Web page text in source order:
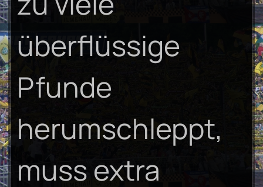
überflüssige
Pfunde
herumschleppt,
muss extra